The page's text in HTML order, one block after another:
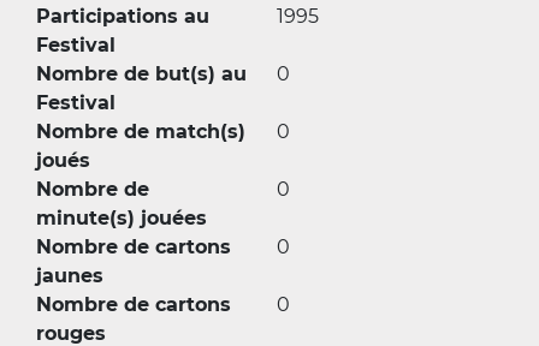
Participations au
Festival
1995
Nombre de but(s) au
Festival
0
Nombre de match(s)
joués
0
Nombre de
minute(s) jouées
0
Nombre de cartons
jaunes
0
Nombre de cartons
rouges
0